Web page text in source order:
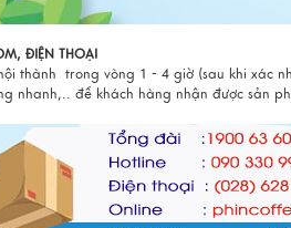
ĐIỆN THOẠI
thành trong vòng 1 - 4 giờ (sau khi xác
nhanh,.. để khách hàng nhận được sản